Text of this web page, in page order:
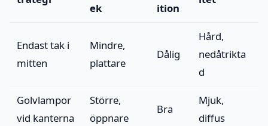
ek ition
Endast tak i
mitten
Mindre,
plattare
Dålig
Hård,
nedåtrikta
d
Golvlampor
vid kanterna
Större,
öppnare
Bra
Mjuk,
diffus